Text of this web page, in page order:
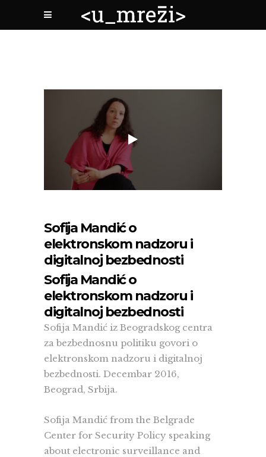
Sofija Mandić o
elektronskom nadzoru i
digitalnoj bezbednosti
Sofija Mandić o
elektronskom nadzoru i
digitalnoj bezbednosti
Sofija Mandić iz Beogradskog centra
za bezbednosnu politiku govori o
elektronskom nadzoru i digitalnoj
bezbednosti. Decembar 2016,
Beograd, Srbija.
Sofija Mandić from the Belgrade
Center for Security Policy speaking
about electronic surveillance and